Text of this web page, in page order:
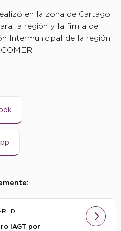
en la zona de Cartago
la región y la firma de
Intermunicipal de la región,
RHD
IAGT por